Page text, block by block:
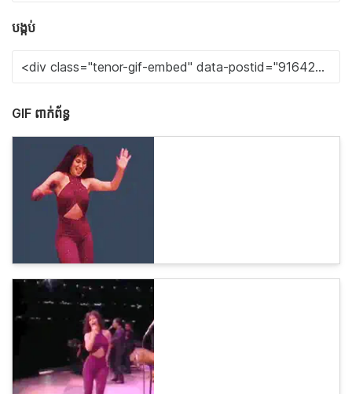
បង្កប់
GIF ពាក់ព័ន្ធ